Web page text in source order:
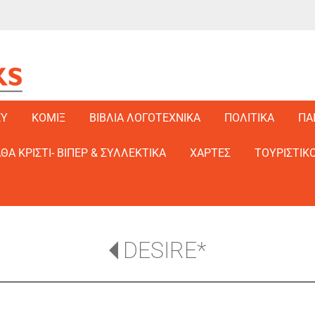
ΚΟΜΙΞ ΒΙΒΛΙΑ ΛΟΓΟΤΕΧΝΙΚΑ ΠΟΛΙΤΙΚΑ
ΚΡΙΣΤΙ- ΒΙΠΕΡ & ΣΥΛΛΕΚΤΙΚΑ ΧΑΡΤΕΣ
DESIRE*